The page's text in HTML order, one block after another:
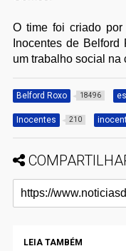
O time foi criado
Inocentes de
um trabalho social na
Belford Roxo 18496
Inocentes 210
LEIA TAMBÉM